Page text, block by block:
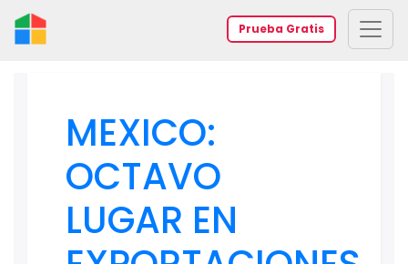
Prueba Gratis
MEXICO:
OCTAVO
LUGAR EN